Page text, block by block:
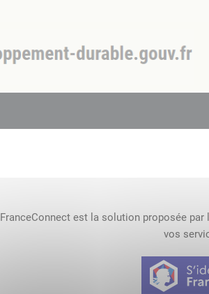
FranceConnect est la solution proposée
vos